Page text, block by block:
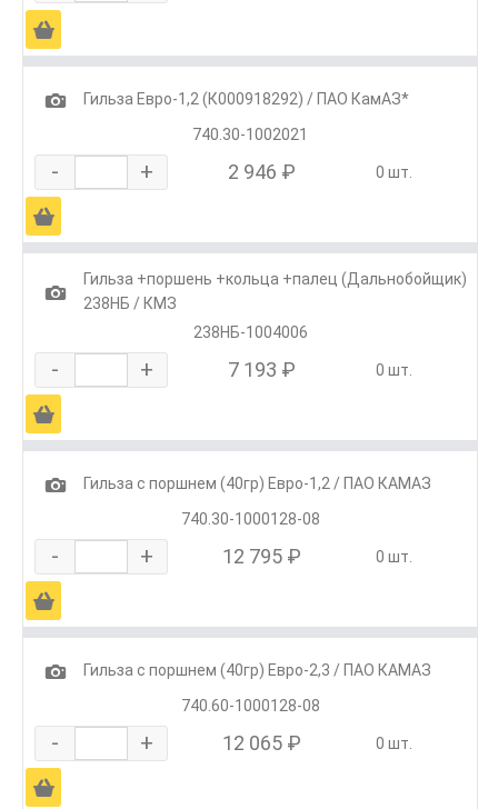
Ä
1
Гильза Евро-1,2 (К000918292) / ПАО КамАЗ*
740.30-1002021
- + 2 946 ₽ 0 шт.
Ä
1
Гильза +поршень +кольца +палец (Дальнобойщик)
238НБ / КМЗ
238НБ-1004006
- + 7 193 ₽ 0 шт.
Ä
1
Гильза с поршнем (40гр) Евро-1,2 / ПАО КАМАЗ
740.30-1000128-08
- + 12 795 ₽ 0 шт.
Ä
1
Гильза с поршнем (40гр) Евро-2,3 / ПАО КАМАЗ
740.60-1000128-08
- + 12 065 ₽ 0 шт.
Ä